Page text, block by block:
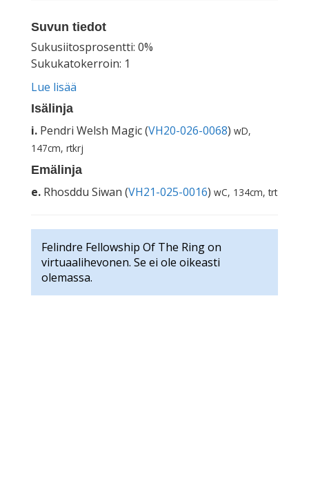
Suvun tiedot
Sukusiitosprosentti: 0%
Sukukatokerroin: 1
Lue lisää
Isälinja
i. Pendri Welsh Magic (VH20-026-0068) wD,
147cm, rtkrj
Emälinja
e. Rhosddu Siwan (VH21-025-0016) wC, 134cm, trt
Felindre Fellowship Of The Ring on
virtuaalihevonen. Se ei ole oikeasti
olemassa.